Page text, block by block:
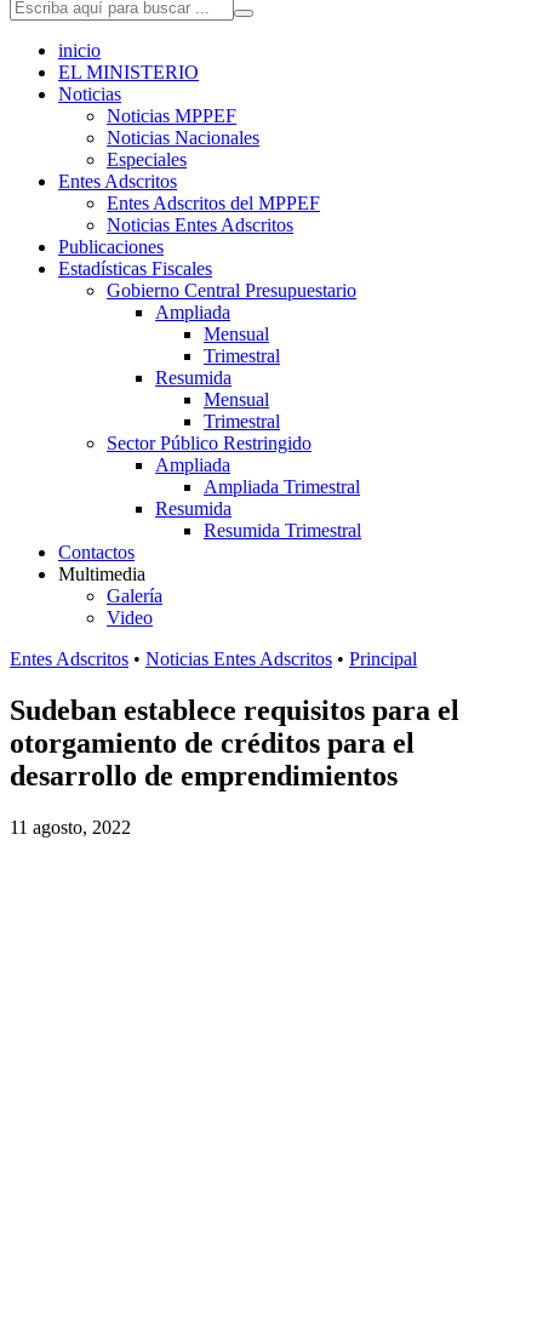
inicio
EL MINISTERIO
Noticias
Noticias MPPEF
Noticias Nacionales
Especiales
Entes Adscritos
Entes Adscritos del MPPEF
Noticias Entes Adscritos
Publicaciones
Estadísticas Fiscales
Gobierno Central Presupuestario
Ampliada
Mensual
Trimestral
Resumida
Mensual
Trimestral
Sector Público Restringido
Ampliada
Ampliada Trimestral
Resumida
Resumida Trimestral
Contactos
Multimedia
Galería
Video
Entes Adscritos • Noticias Entes Adscritos • Principal
Sudeban establece requisitos para el
otorgamiento de créditos para el
desarrollo de emprendimientos
11 agosto, 2022